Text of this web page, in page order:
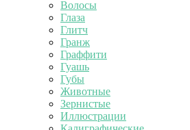
Волосы
Глаза
Глитч
Гранж
Граффити
Гуашь
Губы
Животные
Зернистые
Иллюстрации